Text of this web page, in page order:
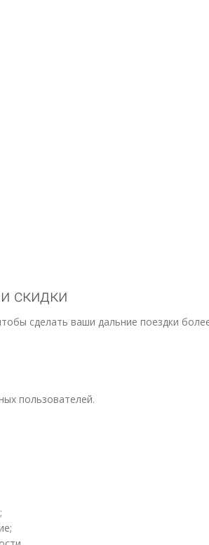
скидки
сделать ваши дальние поездки
пользователей.